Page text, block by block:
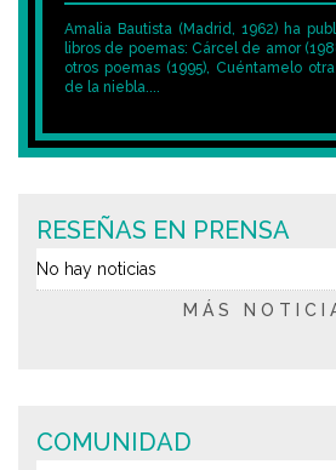
Amalia Bautista (Madrid, 1962) ha
libros de poemas: Cárcel de amor
otros poemas (1995), Cuéntamelo
de la niebla....
RESEÑAS EN PRENSA
No hay noticias
MÁS
COMUNIDAD